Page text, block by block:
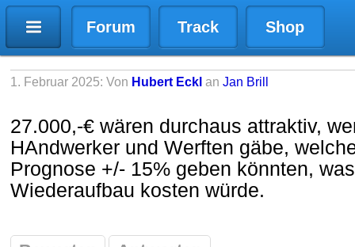
Forum Track Shop
1. Februar 2025: Von Hubert Eckl an Jan Brill
27.000,-€ wären durchaus attraktiv,
HAndwerker und Werften gäbe,
Prognose +/- 15% geben könnten,
Wiederaufbau kosten würde.